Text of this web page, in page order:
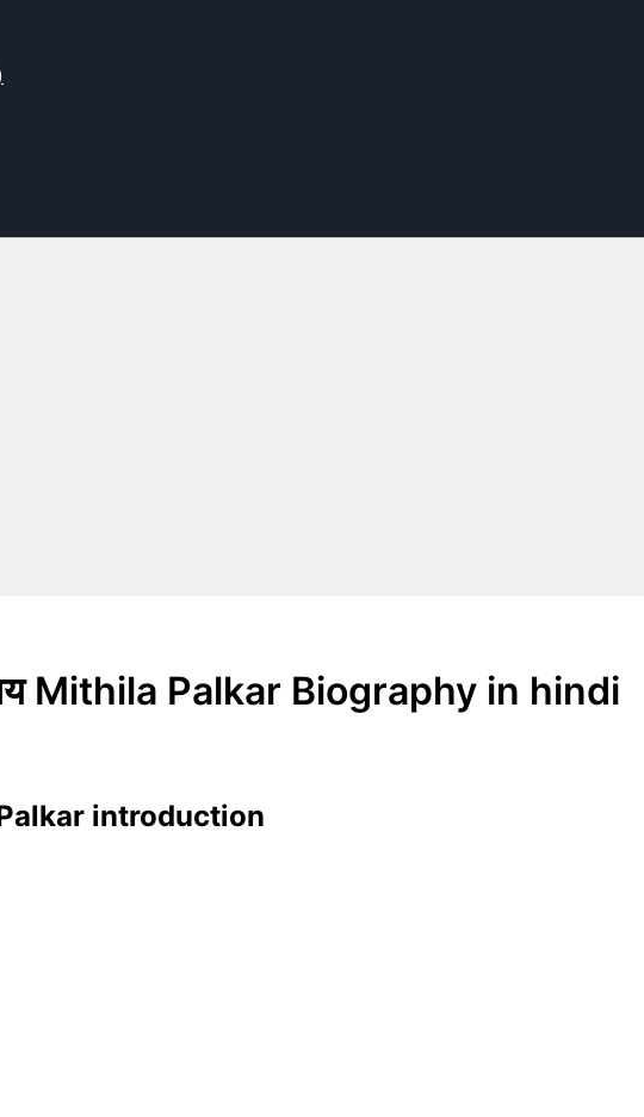
Mithila Palkar Biography in hindi
Palkar introduction